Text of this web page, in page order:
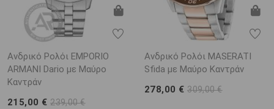
Ανδρικό Ρολόι EMPORIO
ARΜΑΝΙ Dario με Μαύρο
Καντράν
215,00 €239,00 €
Ανδρικό Ρολόι MASERATI
Sfida με Μαύρο Καντράν
278,00 €309,00 €